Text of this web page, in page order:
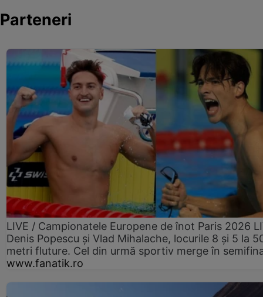
Parteneri
LIVE / Campionatele Europene de înot Paris 2026
Denis Popescu și Vlad Mihalache, locurile 8 și 5 la
metri fluture. Cel din urmă sportiv merge în
www.fanatik.ro